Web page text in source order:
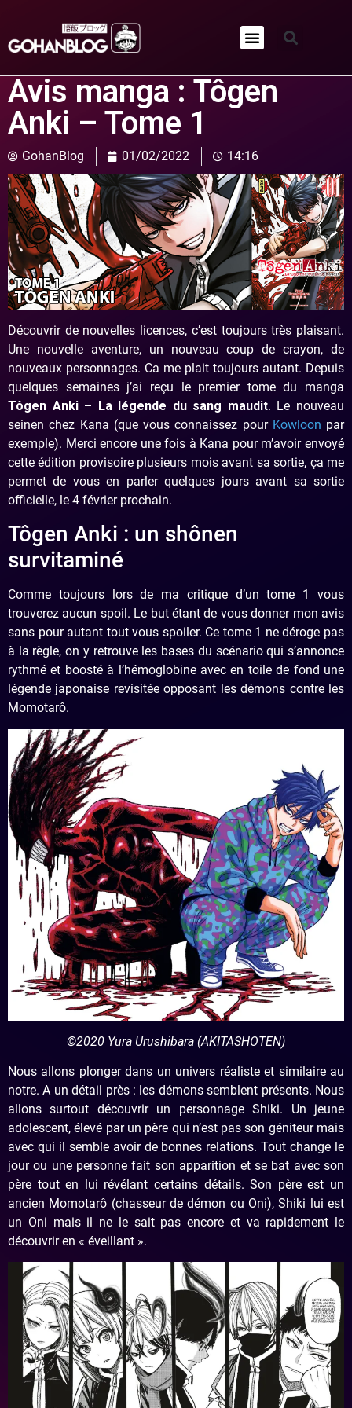
Avis manga : Tôgen
Anki – Tome 1
GohanBlog 01/02/2022 14:16
Découvrir de nouvelles licences, c’est toujours très plaisant.
Une nouvelle aventure, un nouveau coup de crayon, de
nouveaux personnages. Ca me plait toujours autant. Depuis
quelques semaines j’ai reçu le premier tome du manga
Tôgen Anki – La légende du sang maudit. Le nouveau
seinen chez Kana (que vous connaissez pour Kowloon par
exemple). Merci encore une fois à Kana pour m’avoir envoyé
cette édition provisoire plusieurs mois avant sa sortie, ça me
permet de vous en parler quelques jours avant sa sortie
officielle, le 4 février prochain.
Tôgen Anki : un shônen
survitaminé
Comme toujours lors de ma critique d’un tome 1 vous
trouverez aucun spoil. Le but étant de vous donner mon avis
sans pour autant tout vous spoiler. Ce tome 1 ne déroge pas
à la règle, on y retrouve les bases du scénario qui s’annonce
rythmé et boosté à l’hémoglobine avec en toile de fond une
légende japonaise revisitée opposant les démons contre les
Momotarô.
©2020 Yura Urushibara (AKITASHOTEN)
Nous allons plonger dans un univers réaliste et similaire au
notre. A un détail près : les démons semblent présents. Nous
allons surtout découvrir un personnage Shiki. Un jeune
adolescent, élevé par un père qui n’est pas son géniteur mais
avec qui il semble avoir de bonnes relations. Tout change le
jour ou une personne fait son apparition et se bat avec son
père tout en lui révélant certains détails. Son père est un
ancien Momotarô (chasseur de démon ou Oni), Shiki lui est
un Oni mais il ne le sait pas encore et va rapidement le
découvrir en « éveillant ».